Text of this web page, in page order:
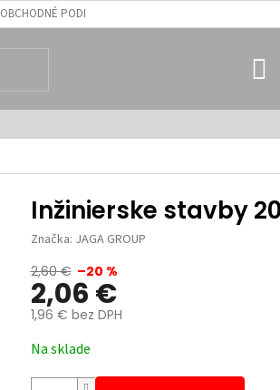
OBCHODNÉ PODMIENKY
Inžinierske stavby
Značka: JAGA GROUP
2,60 € –20 %
2,06 €
1,96 € bez DPH
cena:
Na sklade